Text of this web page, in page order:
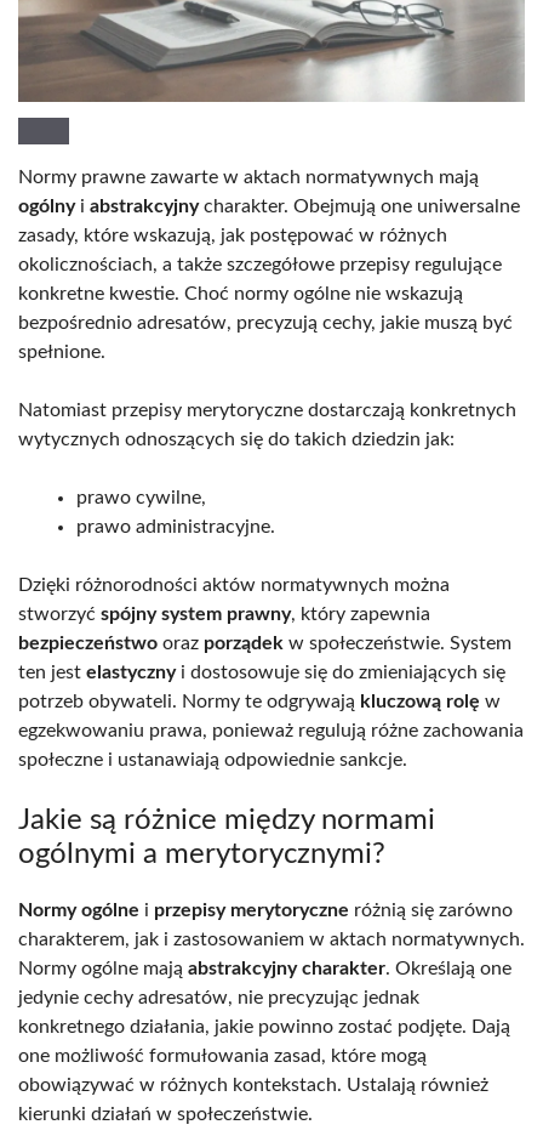
Normy prawne zawarte w aktach normatywnych mają
ogólnyi abstrakcyjnycharakter. Obejmują one uniwersalne
zasady, które wskazują, jak postępować w różnych
okolicznościach, a także szczegółowe przepisy regulujące
konkretne kwestie. Choć normy ogólne nie wskazują
bezpośrednio adresatów, precyzują cechy, jakie muszą być
spełnione.
Natomiast przepisy merytoryczne dostarczają konkretnych
wytycznych odnoszących się do takich dziedzin jak:
prawo cywilne,
prawo administracyjne.
Dzięki różnorodności aktów normatywnych można
stworzyć spójny system prawny, który zapewnia
bezpieczeństwo oraz porządek w społeczeństwie. System
ten jest elastycznyi dostosowuje się do zmieniających się
potrzeb obywateli. Normy te odgrywają kluczową rolę w
egzekwowaniu prawa, ponieważ regulują różne zachowania
społeczne i ustanawiają odpowiednie sankcje.
Jakie są różnice między normami
ogólnymi a merytorycznymi?
Normy ogólne i przepisy merytoryczne różnią się zarówno
charakterem, jak i zastosowaniem w aktach normatywnych.
Normy ogólne mają abstrakcyjny charakter. Określają one
jedynie cechy adresatów, nie precyzując jednak
konkretnego działania, jakie powinno zostać podjęte. Dają
one możliwość formułowania zasad, które mogą
obowiązywać w różnych kontekstach. Ustalają również
kierunki działań w społeczeństwie.